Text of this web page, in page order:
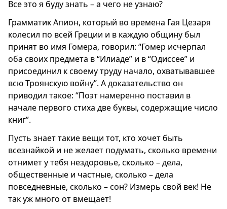
Все это я буду знать – а чего не узнаю?
Грамматик Апион, который во времена Гая Цезаря
колесил по всей Греции и в каждую общину был
принят во имя Гомера, говорил: “Гомер исчерпал
оба своих предмета в “Илиаде” и в “Одиссее” и
присоединил к своему труду начало, охватывавшее
всю Троянскую войну”. А доказательство он
приводил такое: “Поэт намеренно поставил в
начале первого стиха две буквы, содержащие число
книг”.
Пусть знает такие вещи тот, кто хочет быть
всезнайкой и не желает подумать, сколько времени
отнимет у тебя нездоровье, сколько – дела,
общественные и частные, сколько – дела
повседневные, сколько – сон? Измерь свой век! Не
так уж много от вмещает!